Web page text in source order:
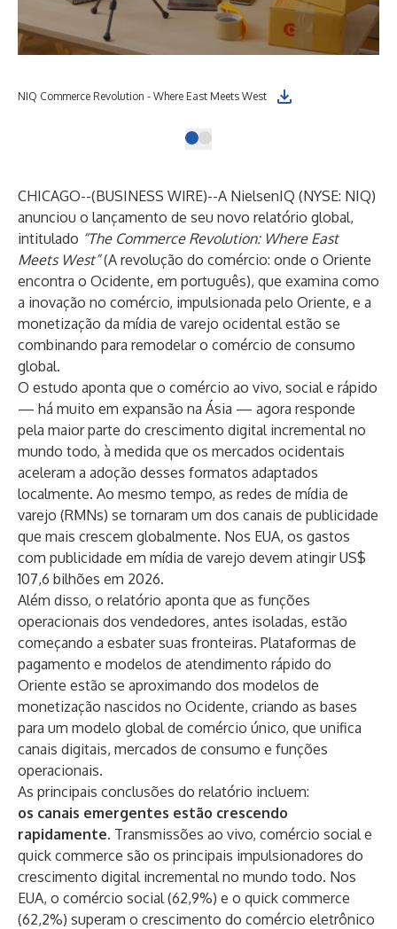
NIQ Commerce Revolution - Where East Meets West
CHICAGO--(BUSINESS WIRE)--A NielsenIQ (NYSE: NIQ)
anunciou o lançamento de seu novo relatório global,
intitulado “The Commerce Revolution: Where East
Meets West”(A revolução do comércio: onde o Oriente
encontra o Ocidente, em português), que examina como
a inovação no comércio, impulsionada pelo Oriente, e a
monetização da mídia de varejo ocidental estão se
combinando para remodelar o comércio de consumo
global.
O estudo aponta que o comércio ao vivo, social e rápido
— há muito em expansão na Ásia — agora responde
pela maior parte do crescimento digital incremental no
mundo todo, à medida que os mercados ocidentais
aceleram a adoção desses formatos adaptados
localmente. Ao mesmo tempo, as redes de mídia de
varejo (RMNs) se tornaram um dos canais de publicidade
que mais crescem globalmente. Nos EUA, os gastos
com publicidade em mídia de varejo devem atingir US$
107,6 bilhões em 2026.
Além disso, o relatório aponta que as funções
operacionais dos vendedores, antes isoladas, estão
começando a esbater suas fronteiras. Plataformas de
pagamento e modelos de atendimento rápido do
Oriente estão se aproximando dos modelos de
monetização nascidos no Ocidente, criando as bases
para um modelo global de comércio único, que unifica
canais digitais, mercados de consumo e funções
operacionais.
As principais conclusões do relatório incluem:
os canais emergentes estão crescendo
rapidamente. Transmissões ao vivo, comércio social e
quick commerce são os principais impulsionadores do
crescimento digital incremental no mundo todo. Nos
EUA, o comércio social (62,9%) e o quick commerce
(62,2%) superam o crescimento do comércio eletrônico